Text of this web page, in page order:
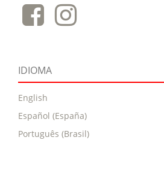
IDIOMA
English
Español (España)
Português (Brasil)